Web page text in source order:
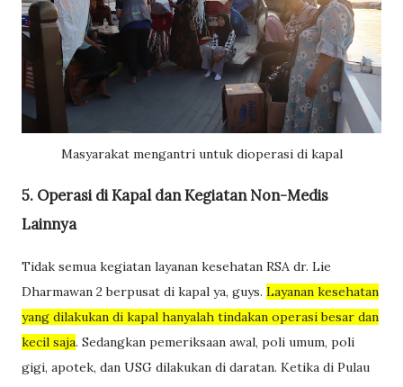
Masyarakat mengantri untuk dioperasi di kapal
5. Operasi di Kapal dan Kegiatan Non-Medis
Lainnya
Tidak semua kegiatan layanan kesehatan RSA dr. Lie
Dharmawan 2 berpusat di kapal ya, guys. Layanan kesehatan
yang dilakukan di kapal hanyalah tindakan operasi besar dan
kecil saja. Sedangkan pemeriksaan awal, poli umum, poli
gigi, apotek, dan USG dilakukan di daratan. Ketika di Pulau